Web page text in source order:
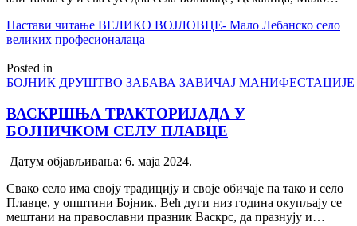
Настави читање ВЕЛИКО ВОЈЛОВЦЕ- Мало Лебанско село
великих професионалаца
Posted in
БОЈНИК ДРУШТВО ЗАБАВА ЗАВИЧАЈ МАНИФЕСТАЦИЈЕ
ВАСКРШЊА ТРАКТОРИЈАДА У
БОЈНИЧКОМ СЕЛУ ПЛАВЦЕ
Датум објављивања: 6. маја 2024.
Свако село има своју традицију и своје обичаје па тако и село
Плавце, у општини Бојник. Већ дуги низ година окупљају се
мештани на православни празник Васкрс, да празнују и…